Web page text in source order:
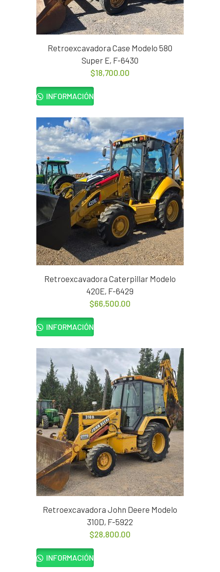
Retroexcavadora Case Modelo 580
Super E, F-6430
$18,700.00
INFORMACIÓN
Retroexcavadora Caterpillar Modelo
420E, F-6429
$66,500.00
INFORMACIÓN
Retroexcavadora John Deere Modelo
310D, F-5922
$28,800.00
INFORMACIÓN